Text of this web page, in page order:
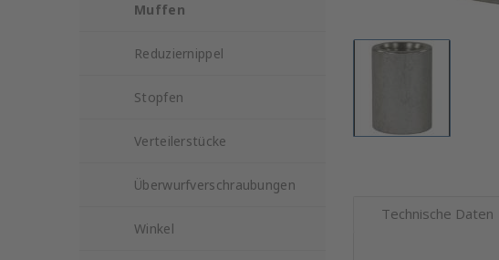
Muffen
Reduziernippel
Stopfen
Verteilerstücke
Überwurfverschraubungen
Winkel
Technische Daten